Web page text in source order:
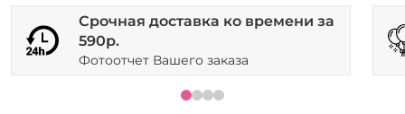
Срочная доставка ко времени за
590р.
Фотоотчет Вашего заказа